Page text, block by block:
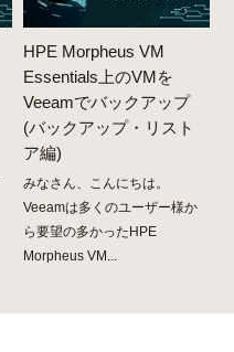
HPE Morpheus VM
Essentials上のVMを
Veeamでバックアップ
(バックアップ・リスト
ア編)
みなさん、こんにちは。
Veeamは多くのユーザー様か
ら要望の多かったHPE
Morpheus VM...